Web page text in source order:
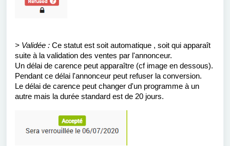
> Validée : Ce statut est soit automatique , soit qui apparaît
suite à la validation des ventes par l'annonceur.
Un délai de carence peut apparaître (cf image en dessous).
Pendant ce délai l'annonceur peut refuser la conversion.
Le délai de carence peut changer d'un programme à un
autre mais la durée standard est de 20 jours.